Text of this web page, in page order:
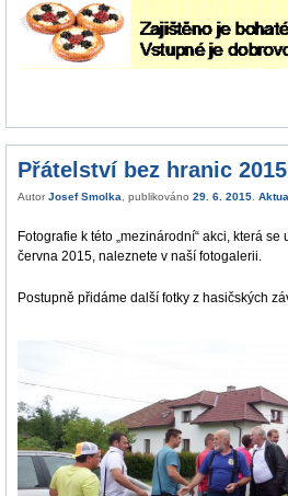
Přátelství bez hranic 2015
Autor Josef Smolka , publikováno 29. 6. 2015
Fotografie k této „mezinárodní“ akci, která
června 2015, naleznete v naší fotogalerii.
Postupně přidáme další fotky z hasičských